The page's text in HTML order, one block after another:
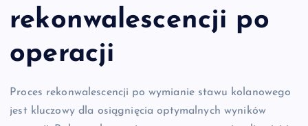
rekonwalescencji po
operacji
Proces rekonwalescencji po wymianie stawu kolanowego
jest kluczowy dla osiągnięcia optymalnych wyników